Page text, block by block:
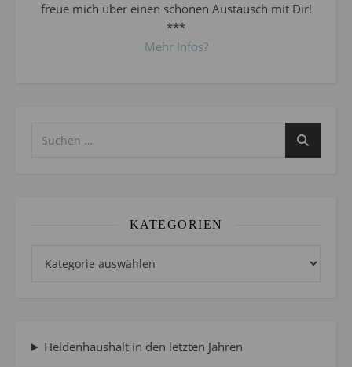
freue mich über einen schönen Austausch mit Dir!
***
Mehr Infos?
KATEGORIEN
Heldenhaushalt in den letzten Jahren